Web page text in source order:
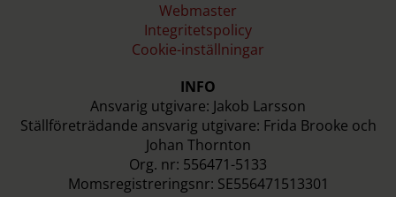
Webmaster
Integritetspolicy
Cookie-inställningar
INFO
Ansvarig utgivare: Jakob Larsson
Ställföreträdande ansvarig utgivare: Frida Brooke och
Johan Thornton
Org. nr: 556471-5133
Momsregistreringsnr: SE556471513301